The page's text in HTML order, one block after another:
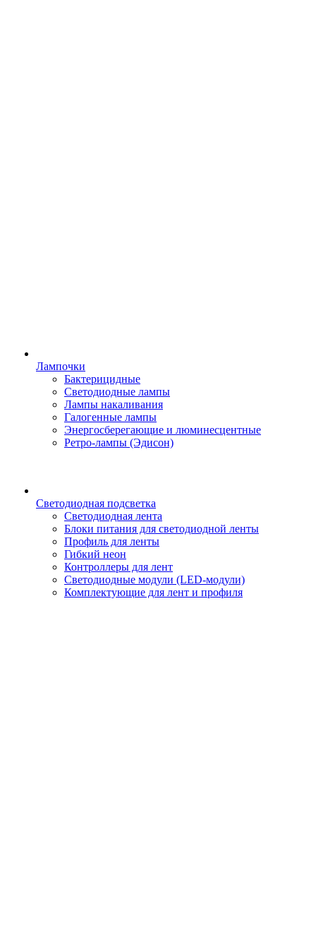
Лампочки
Бактерицидные
Светодиодные лампы
Лампы накаливания
Галогенные лампы
Энергосберегающие и люминесцентные
Ретро-лампы (Эдисон)
Светодиодная подсветка
Светодиодная лента
Блоки питания для светодиодной ленты
Профиль для ленты
Гибкий неон
Контроллеры для лент
Светодиодные модули (LED-модули)
Комплектующие для лент и профиля